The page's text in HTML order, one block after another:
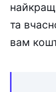
та
вам